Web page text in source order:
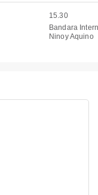
15.30
Bandara
Ninoy Aquino